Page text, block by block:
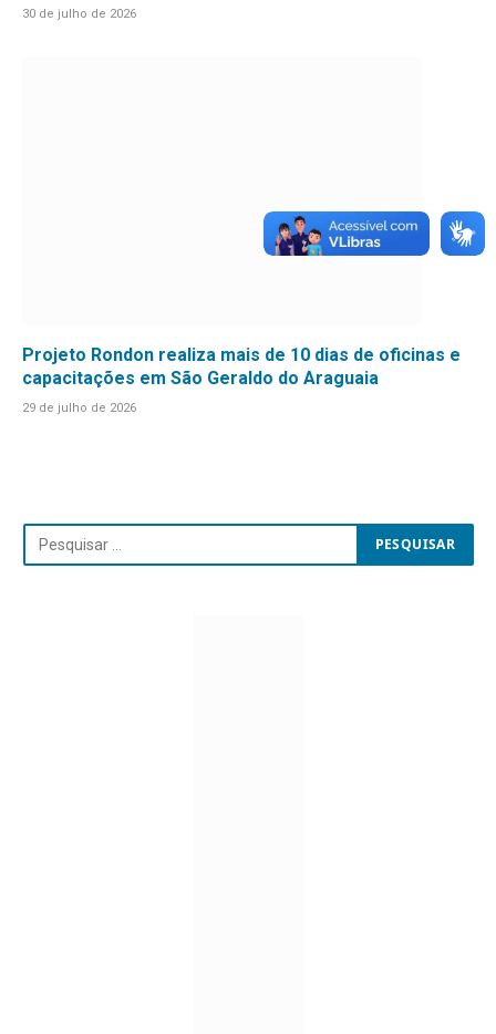
30 de julho de 2026
Projeto Rondon realiza mais de 10 dias de oficinas e
capacitações em São Geraldo do Araguaia
29 de julho de 2026